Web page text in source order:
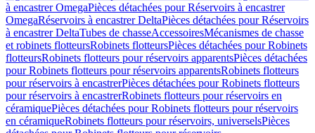
à encastrer OmegaPièces détachées pour Réservoirs à encastrer
OmegaRéservoirs à encastrer DeltaPièces détachées pour Réservoirs
à encastrer DeltaTubes de chasseAccessoiresMécanismes de chasse
et robinets flotteursRobinets flotteursPièces détachées pour Robinets
flotteursRobinets flotteurs pour réservoirs apparentsPièces détachées
pour Robinets flotteurs pour réservoirs apparentsRobinets flotteurs
pour réservoirs à encastrerPièces détachées pour Robinets flotteurs
pour réservoirs à encastrerRobinets flotteurs pour réservoirs en
céramiquePièces détachées pour Robinets flotteurs pour réservoirs
en céramiqueRobinets flotteurs pour réservoirs, universelsPièces